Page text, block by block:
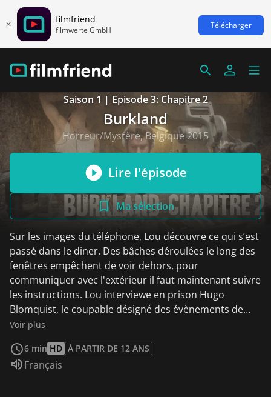
filmfriend
filmwerte GmbH Télécharger
Saison 1 | Episode 3: Chapitre 2
Burkland
Horreur/Mystère, Belgique 2015
Lire l'épisode
Ma sélection
Sur les images du téléphone, Lou découvre ce qui s’est
passé dans le diner. Des bâches déroulées le long des
fenêtres empêchent de voir dehors, pour
communiquer avec l'extérieur il faut maintenant suivre
les instructions. Lou interviewe en prison Hugo
Blomquist, le coupable désigné des évènements de
Burkland.
Voir plus
6 min HD À PARTIR DE 12 ANS
Audio :
Français